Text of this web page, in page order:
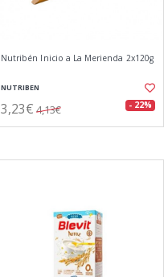
Nutribén Inicio a La Merienda 2x120g
NUTRIBEN
3,23€ 4,13€ - 22%